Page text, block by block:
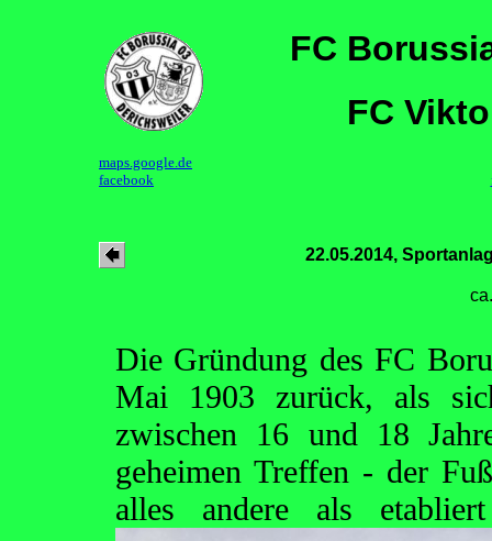
FC
FC
maps.google.de
facebook
22.05.2014,
Die Gründung des FC
Mai 1903 zurück, als
zwischen 16 und 18
geheimen Treffen - der
alles andere als